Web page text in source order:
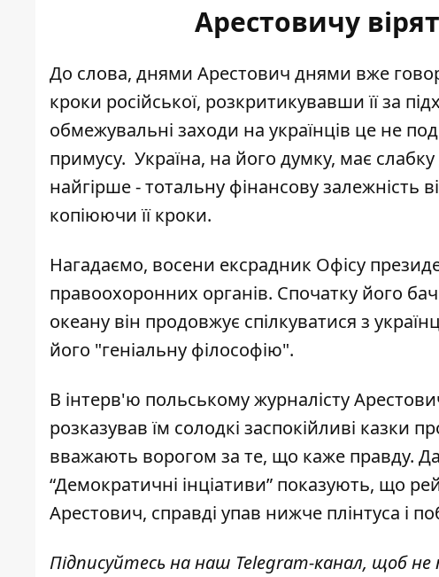
Арестовичу
До слова, днями Арестович днями вже
кроки російської, розкритикувавши її за
обмежувальні заходи на українців це не
примусу. Україна, на його думку, має слабку
найгірше - тотальну фінансову залежність
копіюючи її кроки.
Нагадаємо, восени ексрадник Офісу
правоохоронних органів. Спочатку його
океану він продовжує спілкуватися з
його "геніальну філософію".
В інтерв'ю польському журналісту
розказував їм солодкі заспокійливі
вважають ворогом за те, що каже правду.
“Демократичні інціативи” показують, що
Арестович, справді упав нижче плінтуса і
Підписуйтесь на наш Telegram-канал, щоб не